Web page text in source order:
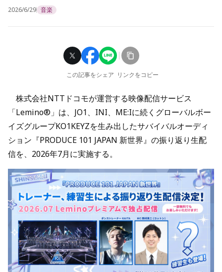
2026/6/29 音楽
この記事をシェア リンクをコピー
株式会社NTTドコモが運営する映像配信サービス
「Lemino®」は、JO1、INI、ME:Iに続くグローバルボー
イズグループKO1KEYZを生み出したサバイバルオーディ
ション『PRODUCE 101 JAPAN 新世界』の振り返り生配
信を、2026年7月に実施する。